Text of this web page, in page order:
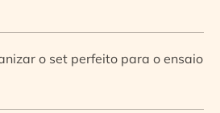
o set perfeito para o ensaio